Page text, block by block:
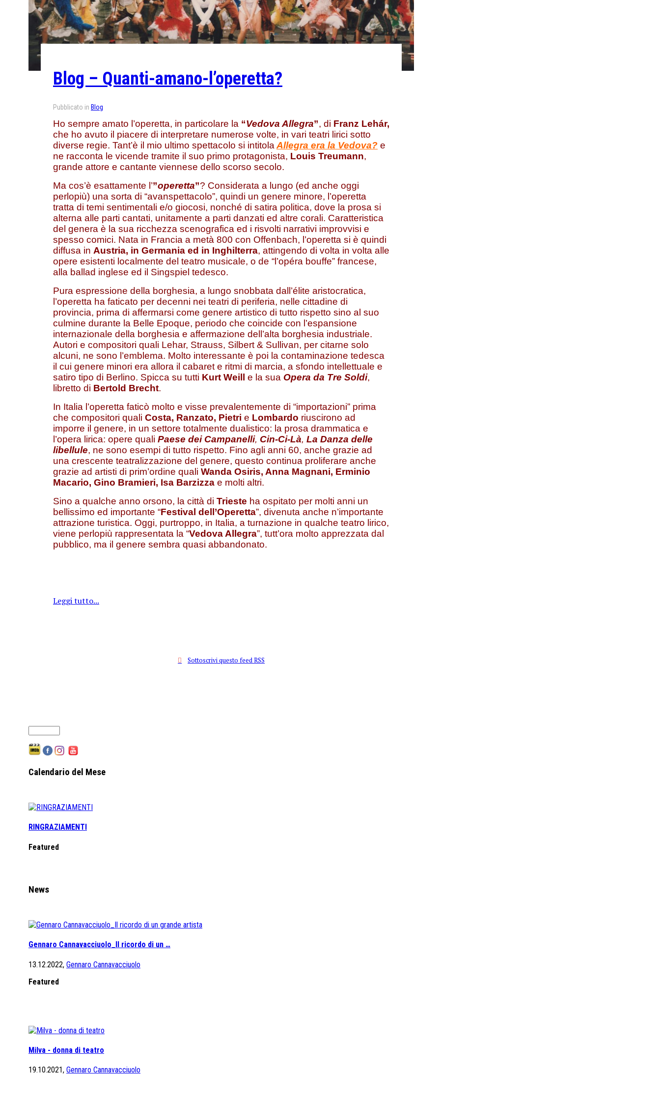
Blog – Quanti-amano-l’operetta?
Pubblicato in Blog
Ho sempre amato l’operetta, in particolare la “Vedova Allegra”, di Franz Lehár,
che ho avuto il piacere di interpretare numerose volte, in vari teatri lirici sotto
diverse regie. Tant’è il mio ultimo spettacolo si intitola Allegra era la Vedova? e
ne racconta le vicende tramite il suo primo protagonista, Louis Treumann,
grande attore e cantante viennese dello scorso secolo.
Ma cos’è esattamente l’”operetta”? Considerata a lungo (ed anche oggi
perlopiù) una sorta di “avanspettacolo”, quindi un genere minore, l’operetta
tratta di temi sentimentali e/o giocosi, nonché di satira politica, dove la prosa si
alterna alle parti cantati, unitamente a parti danzati ed altre corali. Caratteristica
del genera è la sua ricchezza scenografica ed i risvolti narrativi improvvisi e
spesso comici. Nata in Francia a metà 800 con Offenbach, l’operetta si è quindi
diffusa in Austria, in Germania ed in Inghilterra, attingendo di volta in volta alle
opere esistenti localmente del teatro musicale, o de “l’opéra bouffe” francese,
alla ballad inglese ed il Singspiel tedesco.
Pura espressione della borghesia, a lungo snobbata dall’élite aristocratica,
l’operetta ha faticato per decenni nei teatri di periferia, nelle cittadine di
provincia, prima di affermarsi come genere artistico di tutto rispetto sino al suo
culmine durante la Belle Epoque, periodo che coincide con l’espansione
internazionale della borghesia e affermazione dell’alta borghesia industriale.
Autori e compositori quali Lehar, Strauss, Silbert & Sullivan, per citarne solo
alcuni, ne sono l’emblema. Molto interessante è poi la contaminazione tedesca
il cui genere minori era allora il cabaret e ritmi di marcia, a sfondo intellettuale e
satiro tipo di Berlino. Spicca su tutti Kurt Weill e la sua Opera da Tre Soldi,
libretto di Bertold Brecht.
In Italia l’operetta faticò molto e visse prevalentemente di “importazioni” prima
che compositori quali Costa, Ranzato, Pietri e Lombardo riuscirono ad
imporre il genere, in un settore totalmente dualistico: la prosa drammatica e
l’opera lirica: opere quali Paese dei Campanelli, Cin-Ci-Là, La Danza delle
libellule, ne sono esempi di tutto rispetto. Fino agli anni 60, anche grazie ad
una crescente teatralizzazione del genere, questo continua proliferare anche
grazie ad artisti di prim’ordine quali Wanda Osiris, Anna Magnani, Erminio
Macario, Gino Bramieri, Isa Barzizza e molti altri.
Sino a qualche anno orsono, la città di Trieste ha ospitato per molti anni un
bellissimo ed importante “Festival dell’Operetta”, divenuta anche n’importante
attrazione turistica. Oggi, purtroppo, in Italia, a turnazione in qualche teatro lirico,
viene perlopiù rappresentata la “Vedova Allegra”, tutt’ora molto apprezzata dal
pubblico, ma il genere sembra quasi abbandonato.
Leggi tutto...
Sottoscrivi questo feed RSS
Calendario del Mese
RINGRAZIAMENTI
Featured
News
Gennaro Cannavacciuolo_Il ricordo di un …
13.12.2022, Gennaro Cannavacciuolo
Featured
Milva - donna di teatro
19.10.2021, Gennaro Cannavacciuolo